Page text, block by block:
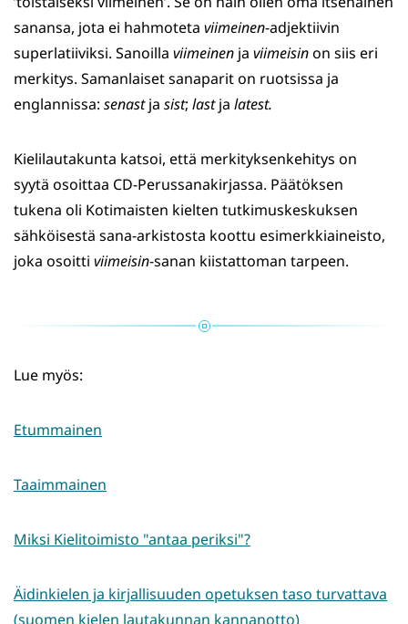
sanansa, jota ei hahmoteta viimeinen-adjektiivin
superlatiiviksi. Sanoilla viimeinen ja viimeisinon siis eri
merkitys. Samanlaiset sanaparit on ruotsissa ja
englannissa: senastja sist; lastja latest.
Kielilautakunta katsoi, että merkityksenkehitys on
syytä osoittaa CD-Perussanakirjassa. Päätöksen
tukena oli Kotimaisten kielten tutkimuskeskuksen
sähköisestä sana-arkistosta koottu esimerkkiaineisto,
joka osoitti viimeisin-sanan kiistattoman tarpeen.
Lue myös:
Etummainen
Taaimmainen
Miksi Kielitoimisto "antaa periksi"?
Äidinkielen ja kirjallisuuden opetuksen taso turvattava
(suomen kielen lautakunnan kannanotto)